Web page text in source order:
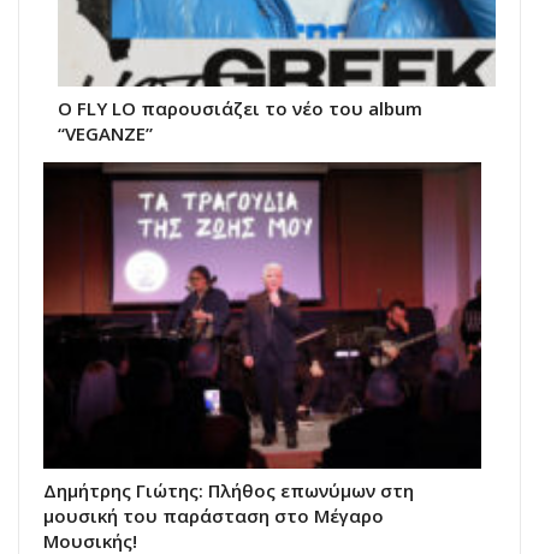
Ο FLY LO παρουσιάζει το νέο του album
“VEGANZE”
Δημήτρης Γιώτης: Πλήθος επωνύμων στη
μουσική του παράσταση στο Μέγαρο
Μουσικής!